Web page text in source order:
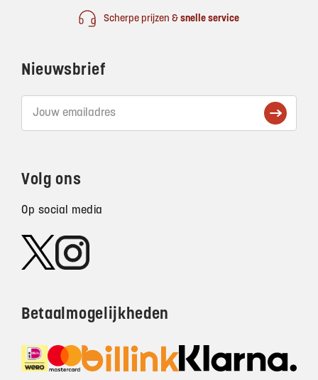
Scherpe prijzen & snelle service
Nieuwsbrief
Volg ons
Op social media
Betaalmogelijkheden